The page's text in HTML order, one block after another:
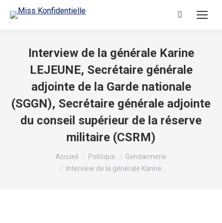
Interview de la générale Karine
LEJEUNE, Secrétaire générale
adjointe de la Garde nationale
(SGGN), Secrétaire générale adjointe
du conseil supérieur de la réserve
militaire (CSRM)
Vous êtes ici :Accueil Politique
Gendarmerie
Interview de la générale Karine…